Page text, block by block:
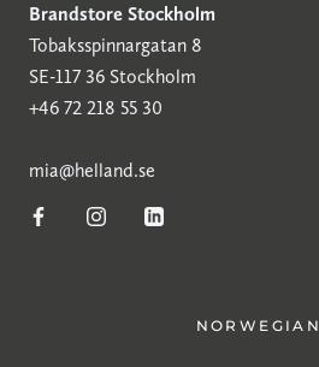
Brandstore Stockholm
Tobaksspinnargatan 8
SE-117 36 Stockholm
+46 72 218 55 30
mia@helland.se
Språk
NORWEGIAN